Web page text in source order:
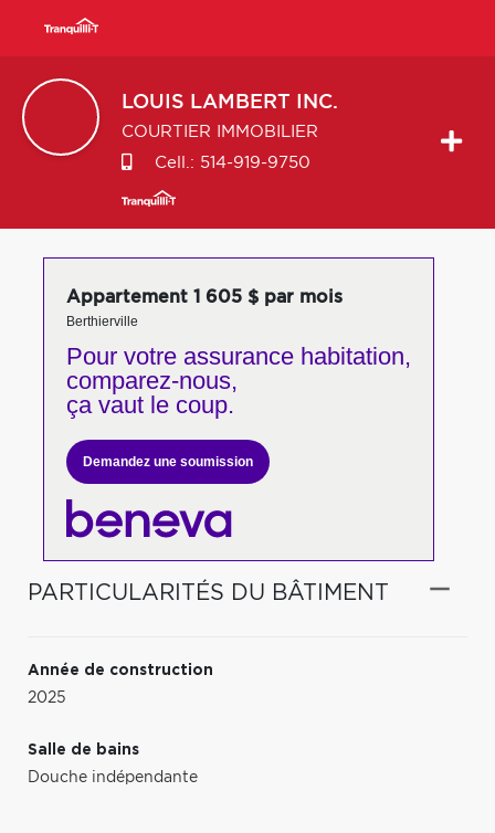
LOUIS LAMBERT INC.
COURTIER IMMOBILIER
Cell.: 514-919-9750
Appartement 1 605 $ par mois
Berthierville
Pour votreassurance habitation,
comparez-nous,
ça vaut le coup.
Demandez une soumission
PARTICULARITÉS DU BÂTIMENT
Année de construction
2025
Salle de bains
Douche indépendante